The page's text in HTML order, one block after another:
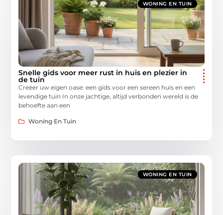
WONING EN TUIN
Snelle gids voor meer rust in huis en plezier in
de tuin
Creëer uw eigen oase: een gids voor een sereen huis en een
levendige tuin In onze jachtige, altijd verbonden wereld is de
behoefte aan een
Woning En Tuin
WONING EN TUIN